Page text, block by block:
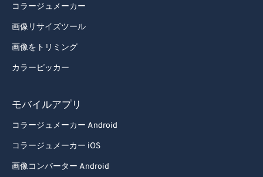
コラージュメーカー
画像リサイズツール
画像をトリミング
カラーピッカー
モバイルアプリ
コラージュメーカー Android
コラージュメーカー iOS
画像コンバーター Android